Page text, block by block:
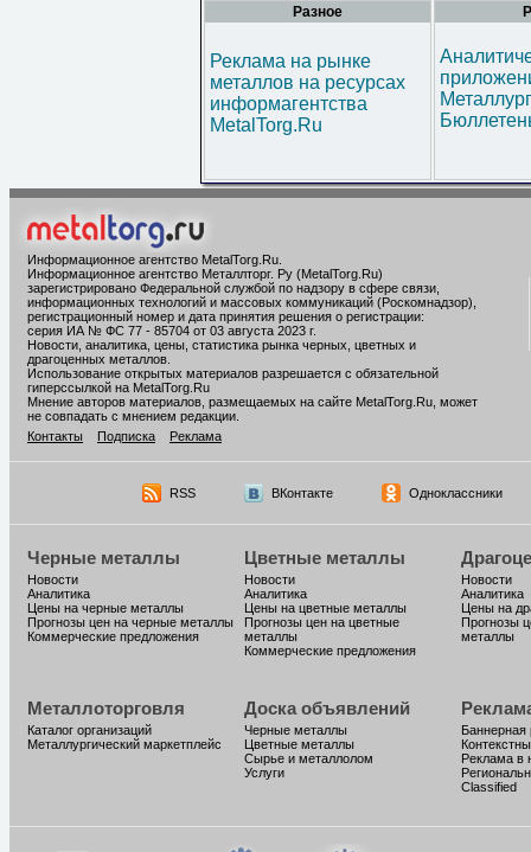
Разное
Реклама на рынке
металлов на ресурсах
информагентства
MetalTorg.Ru
Информационное агентство MetalTorg.Ru
Информационное агентство Металлторг. Ру (MetalTorg.Ru)
зарегистрировано Федеральной службой по надзору в сфере связи,
информационных технологий и массовых коммуникаций (Роскомнадзор),
регистрационный номер и дата принятия решения о регистрации:
серия ИА № ФС 77 - 85704 от 03 августа 2023 г.
Новости, аналитика, цены, статистика рынка черных, цветных и
драгоценных металлов.
Использование открытых материалов разрешается с обязательной
гиперссылкой на MetalTorg.Ru
Мнение авторов материалов, размещаемых на сайте MetalTorg.Ru, может
не совпадать с мнением редакции.
Контакты
Подписка Реклама
RSS ВКонтакте Одноклассники
Черные металлы
Новости
Аналитика
Цены на черные металлы
Прогнозы цен на черные металлы
Коммерческие предложения
Цветные металлы
Новости
Аналитика
Цены на цветные металлы
Прогнозы цен на цветные
металлы
Коммерческие предложения
Новости
Аналитика
Цены на
Прогнозы
металлы
Металлоторговля
Каталог организаций
Металлургический маркетплейс
Доска объявлений
Черные металлы
Цветные металлы
Сырье и металлолом
Услуги
Баннерная
Реклама в
Classified